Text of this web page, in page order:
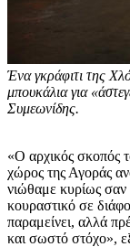
Ένα γκράφιτι της
μπουκάλια για
Συμεωνίδης.
«Ο αρχικός σκοπός
χώρος της Αγοράς
νιώθαμε κυρίως σαν
κουραστικό σε
παραμείνει, αλλά
και σωστό στόχο»,